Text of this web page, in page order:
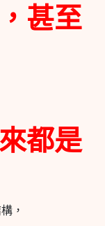
甚至
都是
，